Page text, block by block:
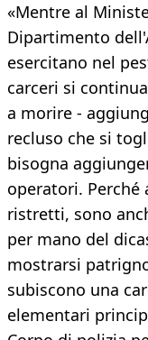
«Mentre al
Dipartimento
esercitano nel
carceri si
a morire -
recluso che si
bisogna
operatori. Perché
ristretti, sono
per mano del
mostrarsi
subiscono una
elementari